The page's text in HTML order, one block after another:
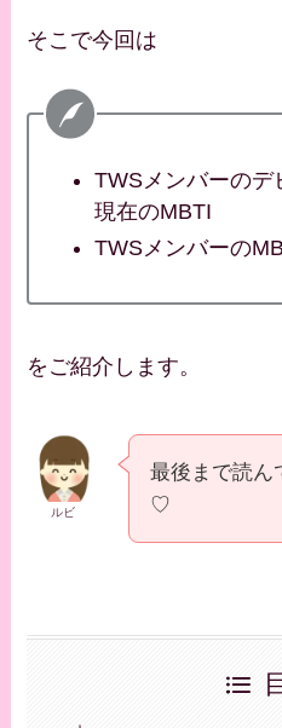
そこで今回は
TWSメンバーのデ
現在のMBTI
TWSメンバーの
をご紹介します。
ルビ
最後まで読ん
♡